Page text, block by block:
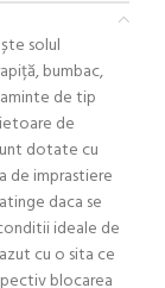
solul
bumbac,
de tip
de
dotate cu
de imprastiere
daca se
ideale de
cu o sita ce
blocarea